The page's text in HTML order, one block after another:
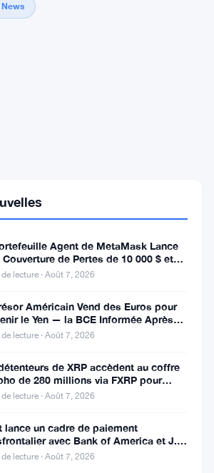
News
Agent de MetaMask Lance
Couverture de Pertes de 10 000 $ et
de Trading Doubles
lecture · Août 7, 2026
Américain Vend des Euros pour
le Yen — la BCE Informée Après
lecture · Août 7, 2026
de XRP accèdent au coffre
de 280 millions via FXRP pour
des RLUSD
lecture · Août 7, 2026
lance un cadre de paiement
avec Bank of America et J.P.
dans 25 pays
lecture · Août 7, 2026